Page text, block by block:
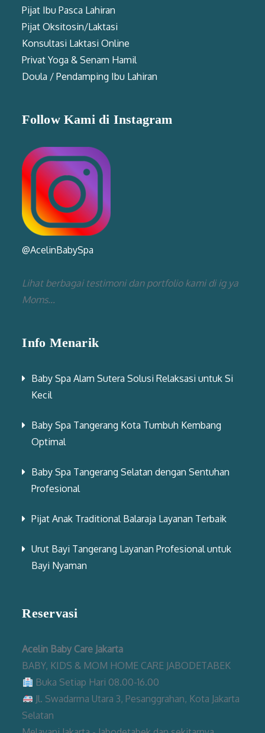
Pijat Ibu Pasca Lahiran
Pijat Oksitosin/Laktasi
Konsultasi Laktasi Online
Privat Yoga & Senam Hamil
Doula / Pendamping Ibu Lahiran
Follow Kami di Instagram
@AcelinBabySpa
Lihat berbagai testimoni dan portfolio kami di ig ya
Moms...
Info Menarik
Baby Spa Alam Sutera Solusi Relaksasi untuk Si
Kecil
Baby Spa Tangerang Kota Tumbuh Kembang
Optimal
Baby Spa Tangerang Selatan dengan Sentuhan
Profesional
Pijat Anak Traditional Balaraja Layanan Terbaik
Urut Bayi Tangerang Layanan Profesional untuk
Bayi Nyaman
Reservasi
Acelin Baby Care Jakarta
BABY, KIDS & MOM HOME CARE JABODETABEK
Buka Setiap Hari 08.00-16.00
Jl. Swadarma Utara 3, Pesanggrahan, Kota Jakarta
Selatan